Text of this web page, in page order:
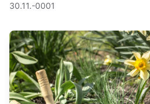
30.11.-0001